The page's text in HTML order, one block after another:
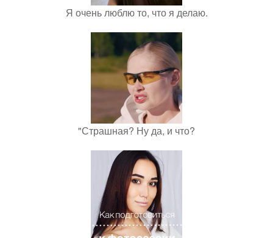
Я очень люблю то, что я делаю.
"Страшная? Ну да, и что?